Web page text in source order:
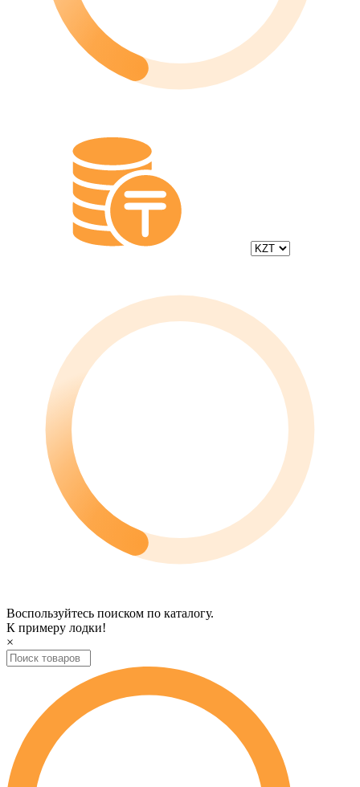
Воспользуйтесь поиском по каталогу.
К примеру лодки!
×